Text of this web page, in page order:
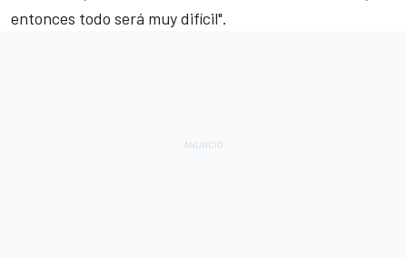
entonces todo será muy difícil".